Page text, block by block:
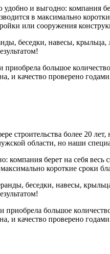
и выгодно: компания
в максимально
или сооружения
беседки, навесы,
большое
и качество проверено
строительства более 20
области, но наши
берет на себя весь
короткие сроки
беседки, навесы,
большое
и качество проверено